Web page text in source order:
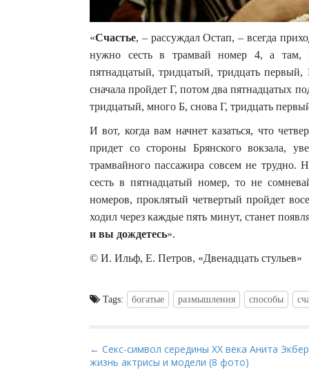
«Счастье, – рассуждал Остап, – всегда
нужно сесть в трамвай номер 4, а там,
пятнадцатый, тридцатый, тридцать
сначала пройдет Г, потом два пятнадцатых
тридцатый, много Б, снова Г, тридцать
И вот, когда вам начнет казаться, что
придет со стороны Брянского вокзала,
трамвайного пассажира совсем не
сесть в пятнадцатый номер, то не
номеров, проклятый четвертый пройдет
ходил через каждые пять минут, станет
и вы дождетесь».
© И. Ильф, Е. Петров, «Двенадцать стульев»
Tags: богатые размышления способы
P
o
← Секс-символ середины ХХ века Анита
жизнь актрисы и модели (8 фото)